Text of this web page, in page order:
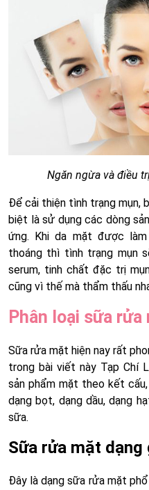
Ngăn ngừa và điều
Để cải thiện tình trạng mụn,
biệt là sử dụng các dòng
ứng. Khi da mặt được
thoáng thì tình trạng mụn
serum, tinh chất đặc trị
cũng vì thế mà thẩm thấu
Phân loại sữa rửa
Sữa rửa mặt hiện nay rất
trong bài viết này Tạp Chí
sản phẩm mặt theo kết
dạng bọt, dạng dầu, dạng
sữa.
Sữa rửa mặt dạng
Đây là dạng sữa rửa mặt